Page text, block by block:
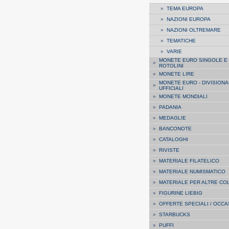
» TEMA EUROPA
» NAZIONI EUROPA
» NAZIONI OLTREMARE
» TEMATICHE
» VARIE
» MONETE EURO SINGOLE E
ROTOLINI
» MONETE LIRE
» MONETE EURO -
UFFICIALI
» MONETE MONDIALI
» PADANIA
» MEDAGLIE
» BANCONOTE
» CATALOGHI
» RIVISTE
» MATERIALE FILATELICO
» MATERIALE NUMISMATICO
» MATERIALE PER ALTRE
» FIGURINE LIEBIG
» OFFERTE SPECIALI /
» STARBUCKS
» PUFFI